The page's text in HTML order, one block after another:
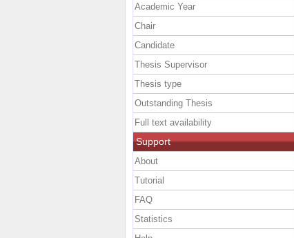
Academic Year
Chair
Candidate
Thesis Supervisor
Thesis type
Outstanding Thesis
Full text availability
Support
About
Tutorial
FAQ
Statistics